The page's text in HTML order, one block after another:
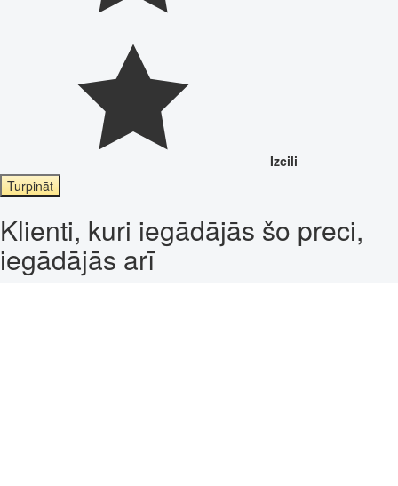
Izcili
Turpināt
Klienti, kuri iegādājās šo preci,
iegādājās arī